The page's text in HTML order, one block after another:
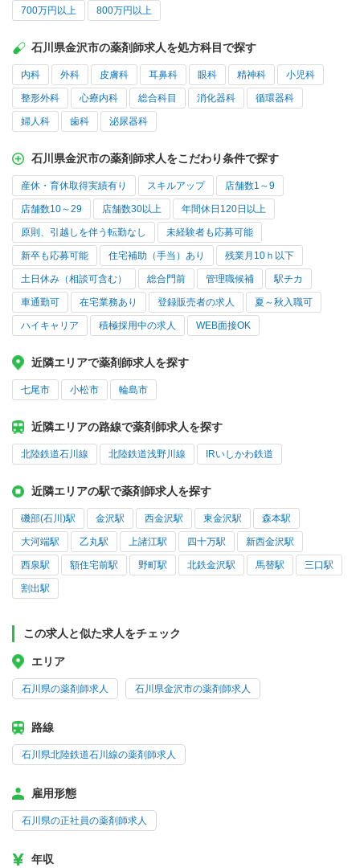
700万円以上 800万円以上
石川県金沢市の薬剤師求人を処方科目で探す
内科 外科 皮膚科 耳鼻科 眼科 精神科 小児科
整形外科 心療内科 総合科目 消化器科 循環器科
婦人科 歯科 泌尿器科
石川県金沢市の薬剤師求人をこだわり条件で探す
産休・育休取得実績有り スキルアップ 店舗数1～9
店舗数10～29 店舗数30以上 年間休日120日以上
原則、引越しを伴う転勤なし 未経験者も応募可能
新卒も応募可能 住宅補助（手当）あり 残業月10ｈ以下
土日休み（相談可含む） 総合門前 管理職候補 駅チカ
車通勤可 在宅業務あり 登録販売者の求人 夏～秋入職可
ハイキャリア 積極採用中の求人 WEB面接OK
近隣エリアで薬剤師求人を探す
七尾市 小松市 輪島市
近隣エリアの路線で薬剤師求人を探す
北陸鉄道石川線 北陸鉄道浅野川線 IRいしかわ鉄道
近隣エリアの駅で薬剤師求人を探す
磯部(石川)駅 金沢駅 西金沢駅 東金沢駅 森本駅
大河端駅 乙丸駅 上諸江駅 四十万駅 新西金沢駅
西泉駅 額住宅前駅 野町駅 北鉄金沢駅 馬替駅 三口駅
割出駅
この求人と似た求人をチェック
エリア
石川県の薬剤師求人 石川県金沢市の薬剤師求人
路線
石川県北陸鉄道石川線の薬剤師求人
雇用形態
石川県の正社員の薬剤師求人
年収